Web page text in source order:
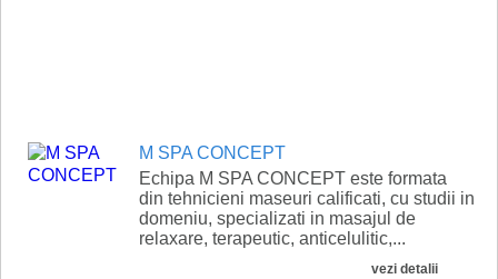
M SPA CONCEPT
Echipa M SPA CONCEPT este formata
din tehnicieni maseuri calificati, cu studii in
domeniu, specializati in masajul de
relaxare, terapeutic, anticelulitic,...
vezi detalii